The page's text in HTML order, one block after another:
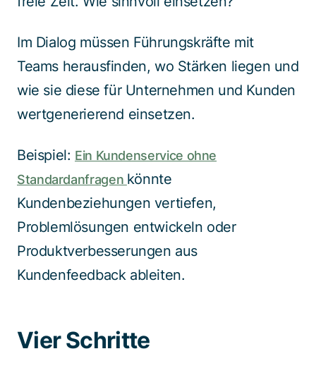
Im Dialog müssen Führungskräfte mit
Teams herausfinden, wo Stärken liegen und
wie sie diese für Unternehmen und Kunden
wertgenerierend einsetzen.
Beispiel: Ein Kundenservice ohne
Standardanfragen könnte
Kundenbeziehungen vertiefen,
Problemlösungen entwickeln oder
Produktverbesserungen aus
Kundenfeedback ableiten.
Vier Schritte